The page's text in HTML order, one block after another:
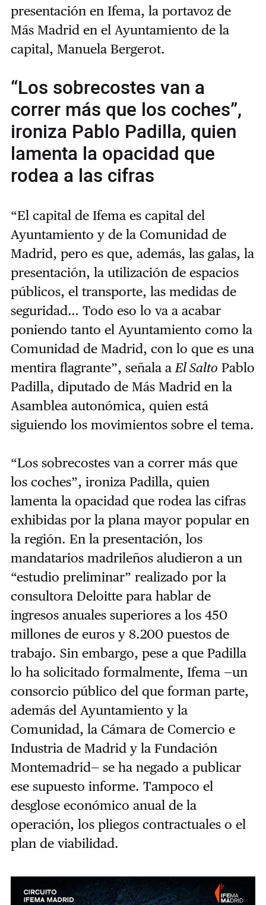
presentación en Ifema, la portavoz de
Más Madrid en el Ayuntamiento de la
capital, Manuela Bergerot.
“Los sobrecostes van a
correr más que los coches”,
ironiza Pablo Padilla, quien
lamenta la opacidad que
rodea a las cifras
“El capital de Ifema es capital del
Ayuntamiento y de la Comunidad de
Madrid, pero es que, además, las galas, la
presentación, la utilización de espacios
públicos, el transporte, las medidas de
seguridad… Todo eso lo va a acabar
poniendo tanto el Ayuntamiento como la
Comunidad de Madrid, con lo que es una
mentira flagrante”, señala a El Salto Pablo
Padilla, diputado de Más Madrid en la
Asamblea autonómica, quien está
siguiendo los movimientos sobre el tema.
“Los sobrecostes van a correr más que
los coches”, ironiza Padilla, quien
lamenta la opacidad que rodea las cifras
exhibidas por la plana mayor popular en
la región. En la presentación, los
mandatarios madrileños aludieron a un
“estudio preliminar” realizado por la
consultora Deloitte para hablar de
ingresos anuales superiores a los 450
millones de euros y 8.200 puestos de
trabajo. Sin embargo, pese a que Padilla
lo ha solicitado formalmente, Ifema —un
consorcio público del que forman parte,
además del Ayuntamiento y la
Comunidad, la Cámara de Comercio e
Industria de Madrid y la Fundación
Montemadrid— se ha negado a publicar
ese supuesto informe. Tampoco el
desglose económico anual de la
operación, los pliegos contractuales o el
plan de viabilidad.